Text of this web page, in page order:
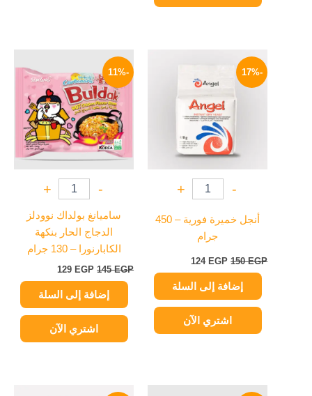
-17%
-
+
أنجل خميرة فورية – 450
جرام
150EGP
124 EGP
إضافة إلى السلة
اشتري الآن
-11%
-
+
ساميانغ بولداك نوودلز
الدجاج الحار بنكهة
الكابارنورا – 130 جرام
145EGP
هو:
145 EGP.
129 EGP
هو:
129 EGP.
إضافة إلى السلة
اشتري الآن